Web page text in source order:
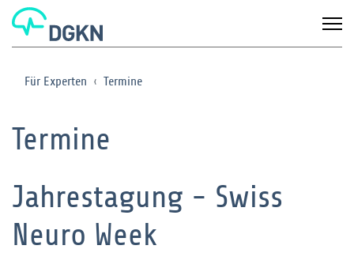
Für Experten Termine
Termine
Jahrestagung - Swiss
Neuro Week